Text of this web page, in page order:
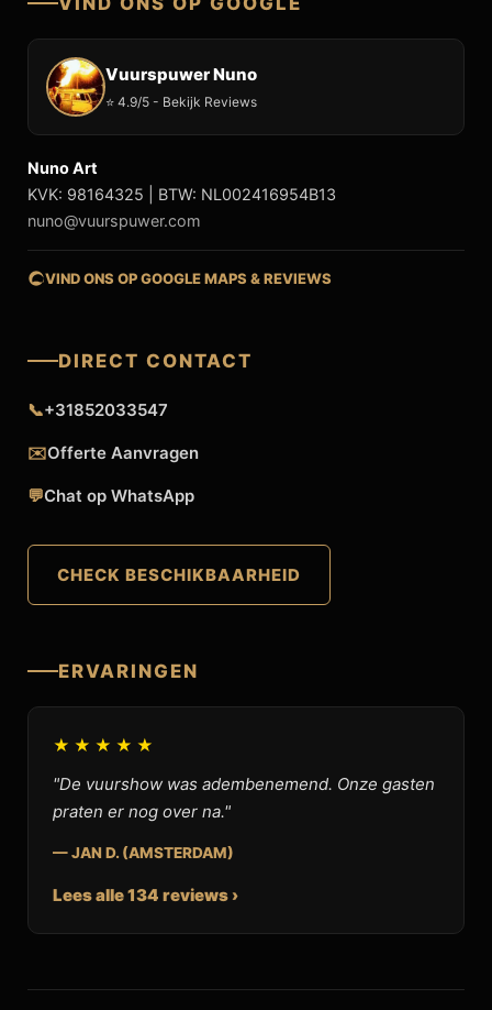
Vuurspuwer Nuno
⭐ 4.9/5 - Bekijk Reviews
Nuno Art
KVK: 98164325 | BTW: NL002416954B13
nuno@vuurspuwer.com
VIND ONS OP GOOGLE MAPS & REVIEWS
DIRECT CONTACT
📞+31852033547
✉️Offerte Aanvragen
💬Chat op WhatsApp
CHECK BESCHIKBAARHEID
ERVARINGEN
★★★★★
"De vuurshow was adembenemend. Onze gasten
praten er nog over na."
— JAN D. (AMSTERDAM)
Lees alle 134 reviews ›